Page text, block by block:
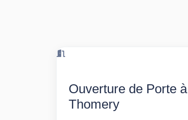
Ouverture de Porte à
Thomery